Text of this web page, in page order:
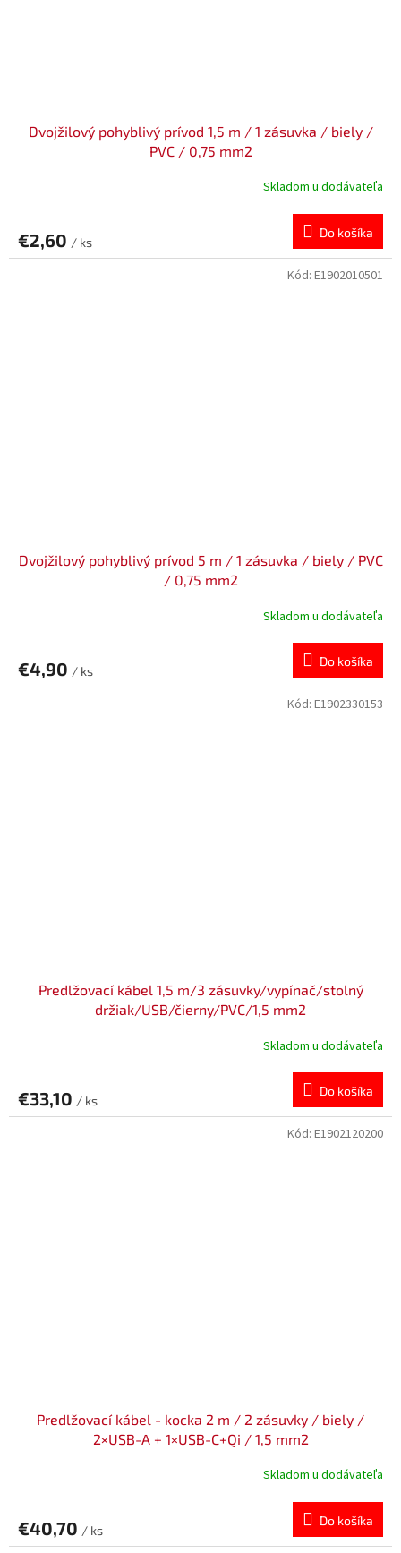
Dvojžilový pohyblivý prívod 1,5 m / 1 zásuvka / biely /
PVC / 0,75 mm2
Skladom u dodávateľa
€2,60 / ks
Do košíka
Dvojžilový pohyblivý prívod 5 m / 1 zásuvka / biely / PVC
/ 0,75 mm2
Skladom u dodávateľa
€4,90 / ks
Do košíka
Kód: E1902010501
Predlžovací kábel 1,5 m/3 zásuvky/vypínač/stolný
držiak/USB/čierny/PVC/1,5 mm2
Skladom u dodávateľa
€33,10 / ks
Do košíka
Kód: E1902330153
Predlžovací kábel - kocka 2 m / 2 zásuvky / biely /
2×USB-A + 1×USB-C+Qi / 1,5 mm2
Skladom u dodávateľa
€40,70 / ks
Do košíka
Kód: E1902120200